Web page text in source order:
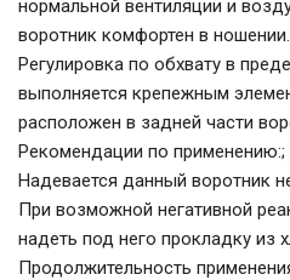
нормальной вентиляции и
воротник комфортен в
Регулировка по обхвату в
выполняется крепежным
расположен в задней части
Рекомендации по применению:;
Надевается данный воротник
При возможной негативной
надеть под него прокладку из
Продолжительность